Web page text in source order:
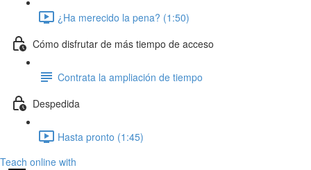
¿Ha merecido la pena? (1:50)
Cómo disfrutar de más tiempo de acceso
Contrata la ampliación de tiempo
Despedida
Hasta pronto (1:45)
Teach online with